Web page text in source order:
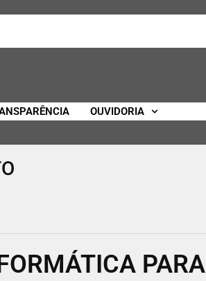
OUVIDORIA
PARA